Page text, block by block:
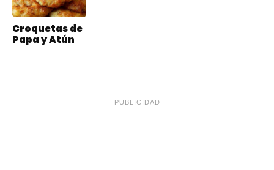
Croquetas de
Papa y Atún
PUBLICIDAD